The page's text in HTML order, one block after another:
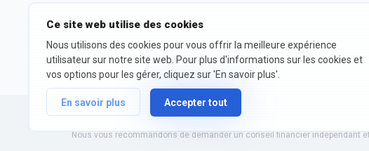
Ce site web utilise des cookies
Nous utilisons des cookies pour vous offrir la meilleure expérience
utilisateur sur notre site web. Pour plus d'informations sur les cookies et
vos options pour les gérer, cliquez sur 'En savoir plus'.
En savoir plus Accepter tout
©2026 fxssi.com Tous droits
réservés
Conditions
Site Web exploité par FXSSI LTD Numéro d'enregistrement : 13534801
Nous vous recommandons de demander un conseil financier indépendant